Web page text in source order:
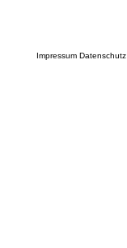
Impressum Datenschutz